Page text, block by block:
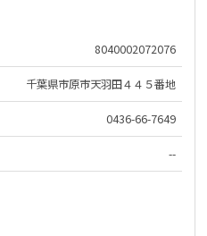
8040002072076
千葉県市原市天羽田４４５番地
0436-66-7649
--